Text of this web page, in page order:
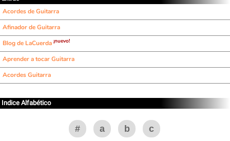
Acordes de Guitarra
Afinador de Guitarra
Blog de LaCuerda ¡nuevo!
Aprender a tocar Guitarra
Acordes Guitarra
Indice Alfabético
# a b c